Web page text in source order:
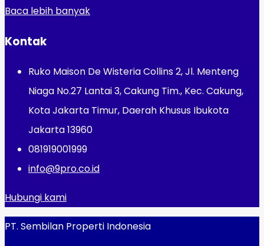
Baca lebih banyak
Kontak
Ruko Maison De Wisteria Collins 2, Jl. Menteng
Niaga No.27 Lantai 3, Cakung Tim., Kec. Cakung,
Kota Jakarta Timur, Daerah Khusus Ibukota
Jakarta 13960
081919001999
info@9pro.co.id
Hubungi kami
PT. Sembilan Properti Indonesia